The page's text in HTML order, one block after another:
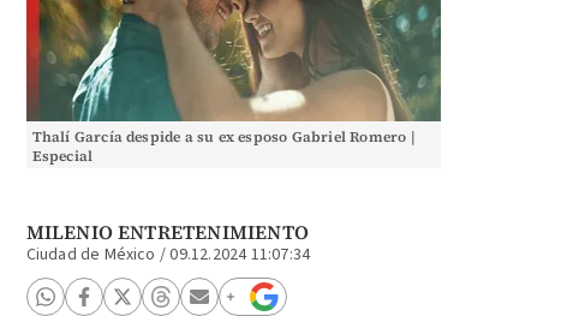
Thalí García despide a su ex esposo Gabriel Romero |
Especial
MILENIO ENTRETENIMIENTO
Ciudad de México /09.12.2024 11:07:34